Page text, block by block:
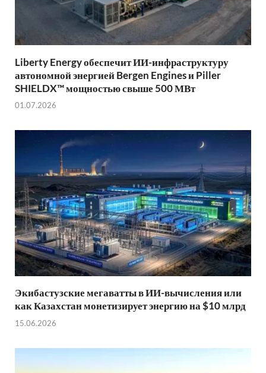
Liberty Energy обеспечит ИИ-инфраструктуру
автономной энергией Bergen Engines и Piller
SHIELDX™ мощностью свыше 500 МВт
01.07.2026
Экибастузские мегаватты в ИИ-вычисления или
как Казахстан монетизирует энергию на $10 млрд
15.06.2026